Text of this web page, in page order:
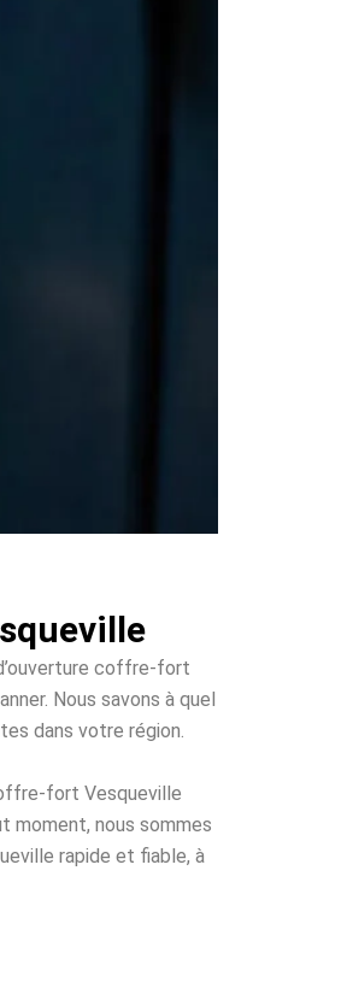
coffre-fort
Nous savons à quel
dans votre région.
fort Vesqueville
moment, nous sommes
rapide et fiable, à